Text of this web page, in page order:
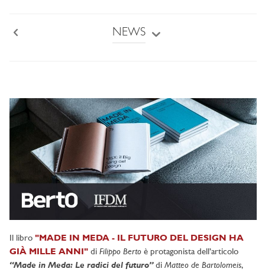
NEWS
Il libro "MADE IN MEDA - IL FUTURO DEL DESIGN HA
GIÀ MILLE ANNI" di Filippo Berto è protagonista dell’articolo
“Made in Meda: Le radici del futuro”di Matteo de Bartolomeis,